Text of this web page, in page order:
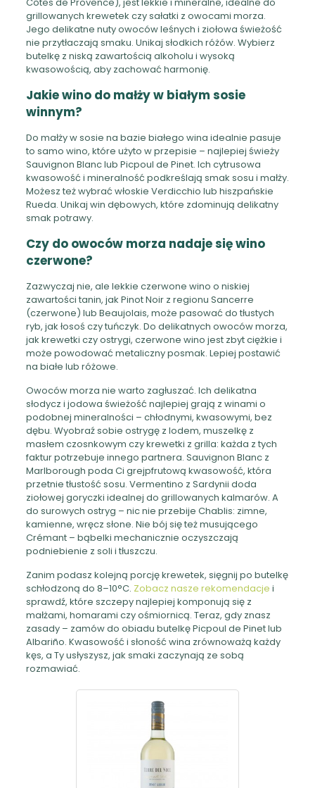
grillowanych krewetek czy sałatki z owocami morza.
Jego delikatne nuty owoców leśnych i ziołowa świeżość
nie przytłaczają smaku. Unikaj słodkich różów. Wybierz
butelkę z niską zawartością alkoholu i wysoką
kwasowością, aby zachować harmonię.
Jakie wino do małży w białym sosie
winnym?
Do małży w sosie na bazie białego wina idealnie pasuje
to samo wino, które użyto w przepisie – najlepiej świeży
Sauvignon Blanc lub Picpoul de Pinet. Ich cytrusowa
kwasowość i mineralność podkreślają smak sosu i małży.
Możesz też wybrać włoskie Verdicchio lub hiszpańskie
Rueda. Unikaj win dębowych, które zdominują delikatny
smak potrawy.
Czy do owoców morza nadaje się wino
czerwone?
Zazwyczaj nie, ale lekkie czerwone wino o niskiej
zawartości tanin, jak Pinot Noir z regionu Sancerre
(czerwone) lub Beaujolais, może pasować do tłustych
ryb, jak łosoś czy tuńczyk. Do delikatnych owoców morza,
jak krewetki czy ostrygi, czerwone wino jest zbyt ciężkie i
może powodować metaliczny posmak. Lepiej postawić
na białe lub różowe.
Owoców morza nie warto zagłuszać. Ich delikatna
słodycz i jodowa świeżość najlepiej grają z winami o
podobnej mineralności – chłodnymi, kwasowymi, bez
dębu. Wyobraź sobie ostrygę z lodem, muszelkę z
masłem czosnkowym czy krewetki z grilla: każda z tych
faktur potrzebuje innego partnera. Sauvignon Blanc z
Marlborough poda Ci grejpfrutową kwasowość, która
przetnie tłustość sosu. Vermentino z Sardynii doda
ziołowej goryczki idealnej do grillowanych kalmarów. A
do surowych ostryg – nic nie przebije Chablis: zimne,
kamienne, wręcz słone. Nie bój się też musującego
Crémant – bąbelki mechanicznie oczyszczają
podniebienie z soli i tłuszczu.
Zanim podasz kolejną porcję krewetek, sięgnij po butelkę
schłodzoną do 8–10°C. Zobacz nasze rekomendacje i
sprawdź, które szczepy najlepiej komponują się z
małżami, homarami czy ośmiornicą. Teraz, gdy znasz
zasady – zamów do obiadu butelkę Picpoul de Pinet lub
Albariño. Kwasowość i słoność wina zrównoważą każdy
kęs, a Ty usłyszysz, jak smaki zaczynają ze sobą
rozmawiać.